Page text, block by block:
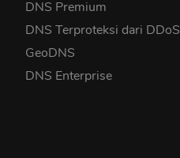
DNS Premium
DNS Terproteksi dari DDoS
GeoDNS
DNS Enterprise